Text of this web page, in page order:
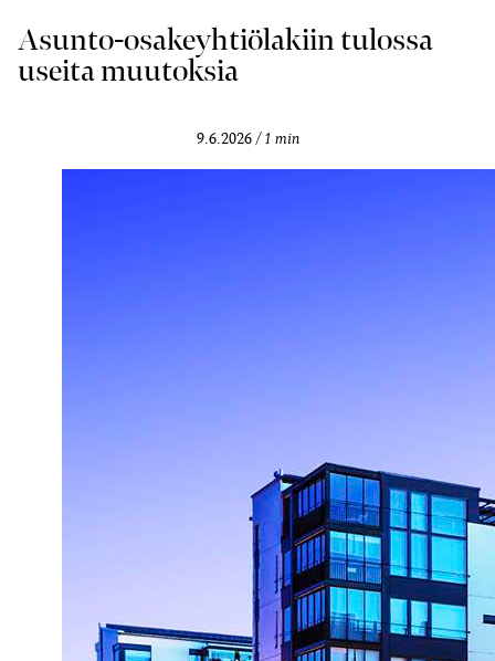
Asunto-osakeyhtiölakiin tulossa
useita muutoksia
9.6.2026 1 min